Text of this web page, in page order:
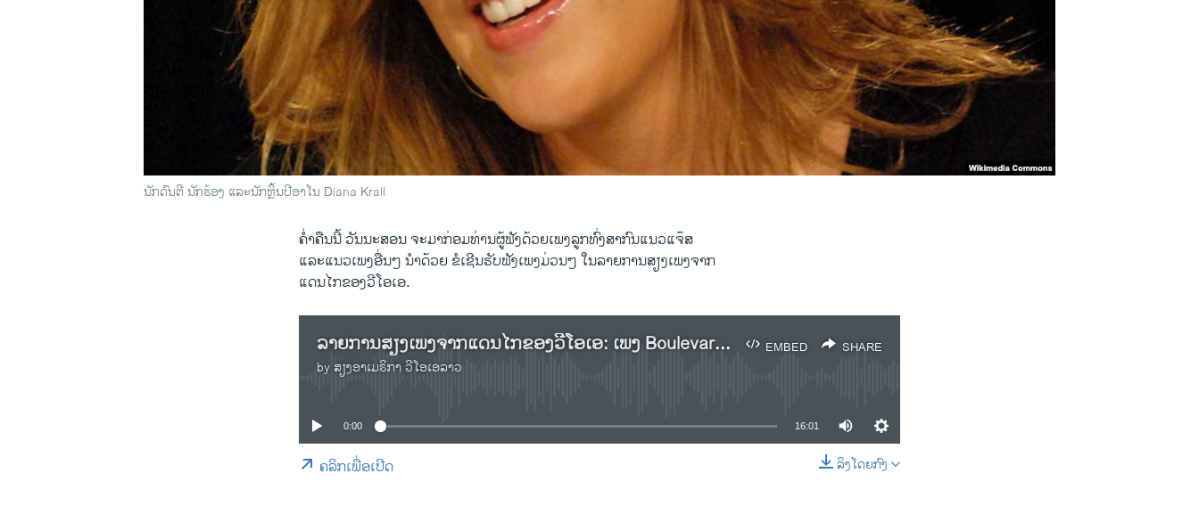
ນັກ​ດົນ​ຕີ ນັກ​ຮ້ອງ ແລະນັກຫຼິ້ນປີອາ​ໂນ Diana Krall
ຄ່ຳຄືນ​ນີ້​ ວັນນະ​ສອນ ຈະມາກ່ອມທ່ານຜູ້ຟັງດ້ວຍເພງ​ລູກ​ທົ່ງ​ສາ​ກົນ​ແນວ​ແຈ໊ສ​ ​
ແລະແນວເພງອື່ນໆ ນຳ​ດ້ວຍ ຂໍ​ເຊີນຮັບ​ຟັງ​ເພງ​ມ່ວນໆ ​ໃນລາຍການສຽງເພງຈາກ
ແດນໄກຂອງວີ​ໂອ​ເອ.
EMBED SHARE
ລາຍ​ການ​ສຽງ​ເພງ​ຈາກ​ແດນ​ໄກ​ຂອງວີ​ໂອ​ເອ: ​ເພງ Boulevard of Broken Dreams ຂັບ​ຮ້ອງ​ໂດຍ Diana Krall
by ສຽງອາເມຣິກາ ວີໂອເອລາວ
SHARE
0:00 16:01
ລິງໂດຍກົງ
ຄລິກເພື່ອເປີດ